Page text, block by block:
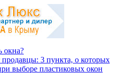
окна?
3 пункта, о которых
выборе пластиковых окон